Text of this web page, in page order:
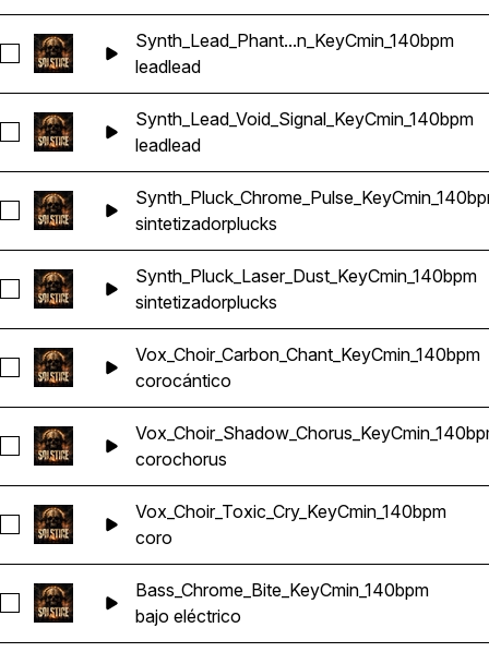
Seleccionar Synth_Lead_Phantom_Tension_KeyCmin_140bpm
Synth_Lead_Phant...n_KeyCmin_140bpm
leadlead
Seleccionar Synth_Lead_Void_Signal_KeyCmin_140bpm
Synth_Lead_Void_Signal_KeyCmin_140bpm
leadlead
Seleccionar Synth_Pluck_Chrome_Pulse_KeyCmin_140bpm
sintetizadorplucks
Seleccionar Synth_Pluck_Laser_Dust_KeyCmin_140bpm
Synth_Pluck_Laser_Dust_KeyCmin_140bpm
sintetizadorplucks
Seleccionar Vox_Choir_Carbon_Chant_KeyCmin_140bpm
Vox_Choir_Carbon_Chant_KeyCmin_140bpm
corocántico
Seleccionar Vox_Choir_Shadow_Chorus_KeyCmin_140bpm
corochorus
Seleccionar Vox_Choir_Toxic_Cry_KeyCmin_140bpm
Vox_Choir_Toxic_Cry_KeyCmin_140bpm
coro
Seleccionar Bass_Chrome_Bite_KeyCmin_140bpm
Bass_Chrome_Bite_KeyCmin_140bpm
bajo eléctrico